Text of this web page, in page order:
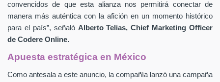
convencidos de que esta alianza nos permitirá conectar de
manera más auténtica con la afición en un momento histórico
para el país”, señaló Alberto Telias,Chief Marketing Officer
de Codere Online.
Apuesta estratégica en México
Como antesala a este anuncio, la compañía lanzó una campaña